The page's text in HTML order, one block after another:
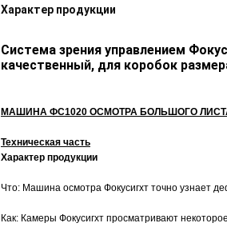
Характер продукции
Система зрения управлением
качественный, для коробок
МАШИНА ФС1020 ОСМОТРА БОЛЬШОГО
Техническая часть
Характер продукции
Что: Машина осмотра Фокусигхт точно узнает
Как: Камеры Фокусигхт просматривают